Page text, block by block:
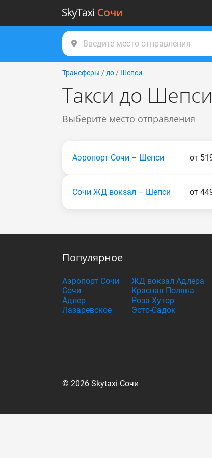
Трансферы / до / Шепси
Такси до Шепси
Выберите место отправления
Аэропорт Сочи – Шепси от
Сочи ЖД вокзал – Шепси от
Популярное
Аэропорт Сочи
Сочи
Адлер
Лазаревское
ЖД вокзал Адлера
Красная Поляна
Роза Хутор
Эсто-Садок
© 2026 Skytaxi Сочи